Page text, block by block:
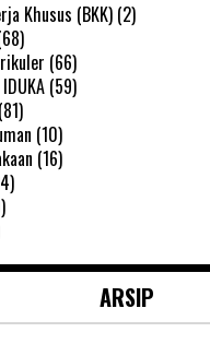
Khusus (BKK) (2)
(66)
(59)
(81)
(10)
(16)
ARSIP